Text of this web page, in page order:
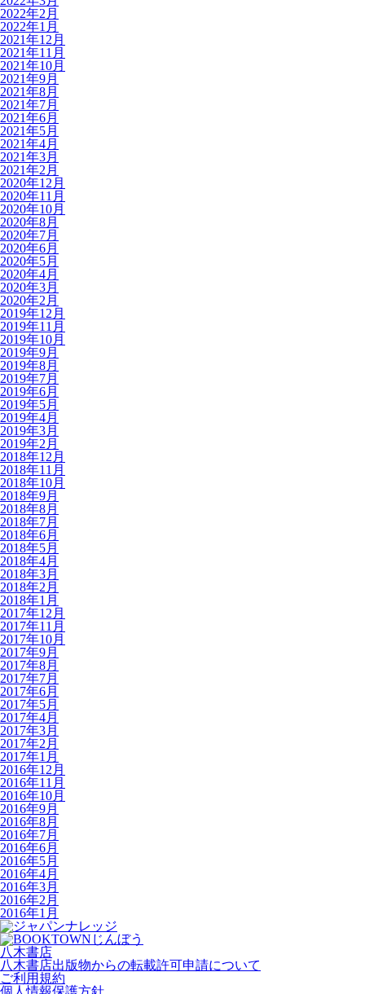
2022年2月
2022年1月
2021年12月
2021年11月
2021年10月
2021年9月
2021年8月
2021年7月
2021年6月
2021年5月
2021年4月
2021年3月
2021年2月
2020年12月
2020年11月
2020年10月
2020年8月
2020年7月
2020年6月
2020年5月
2020年4月
2020年3月
2020年2月
2019年12月
2019年11月
2019年10月
2019年9月
2019年8月
2019年7月
2019年6月
2019年5月
2019年4月
2019年3月
2019年2月
2018年12月
2018年11月
2018年10月
2018年9月
2018年8月
2018年7月
2018年6月
2018年5月
2018年4月
2018年3月
2018年2月
2018年1月
2017年12月
2017年11月
2017年10月
2017年9月
2017年8月
2017年7月
2017年6月
2017年5月
2017年4月
2017年3月
2017年2月
2017年1月
2016年12月
2016年11月
2016年10月
2016年9月
2016年8月
2016年7月
2016年6月
2016年5月
2016年4月
2016年3月
2016年2月
2016年1月
八木書店
八木書店出版物からの転載許可申請について
ご利用規約
個人情報保護方針